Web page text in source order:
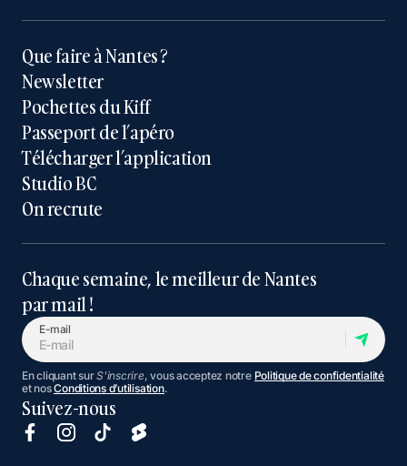
Que faire à Nantes ?
Newsletter
Pochettes du Kiff
Passeport de l’apéro
Télécharger l’application
Studio BC
On recrute
Chaque semaine, le meilleur de Nantes
par mail !
E-mail
En cliquant surS'inscrire, vous acceptez notre Politique de confidentialité
et nosConditions d’utilisation.
Suivez-nous